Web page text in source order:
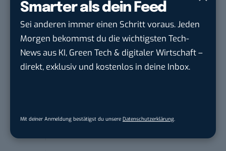
Smarter als dein Feed
Sei anderen immer einen Schritt voraus. Jeden
Morgen bekommst du die wichtigsten Tech-
News aus KI, Green Tech & digitaler Wirtschaft –
direkt, exklusiv und kostenlos in deine Inbox.
Mit deiner Anmeldung bestätigst du unsere Datenschutzerklärung.
Motor Presse Verlagsgesellschaft mbH
Stuttgart
PR & Social Media Coordinator (m/w/d)
Tropical Island Holding GmbHin Krausnick-
Pr...